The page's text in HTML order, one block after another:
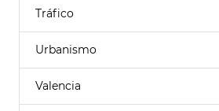
Tráfico
Urbanismo
Valencia